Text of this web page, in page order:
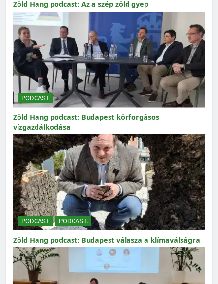
Zöld Hang podcast: Az a szép zöld gyep
PODCAST
Zöld Hang podcast: Budapest körforgásos
vízgazdálkodása
PODCAST PODCAST.
Zöld Hang podcast: Budapest válasza a klímaválságra